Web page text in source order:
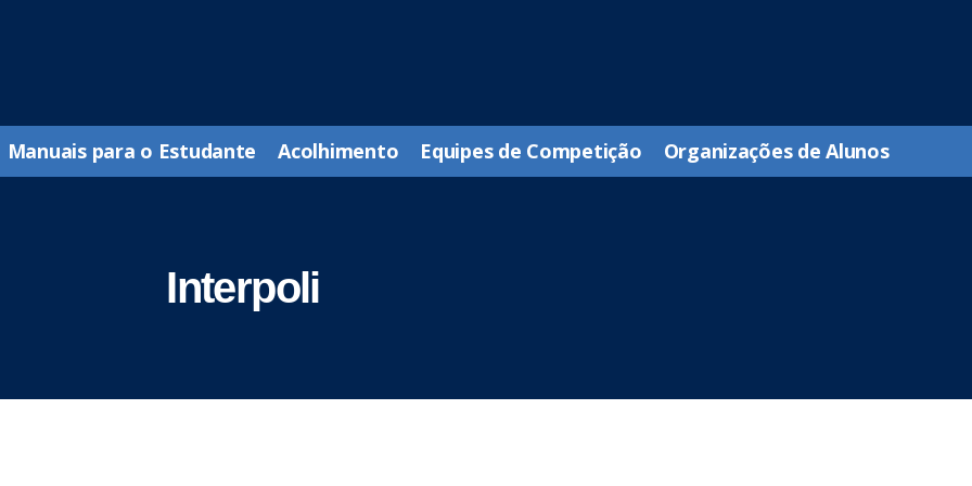
Manuais para o Estudante Acolhimento Equipes de Competição Organizações de Alunos
Interpoli